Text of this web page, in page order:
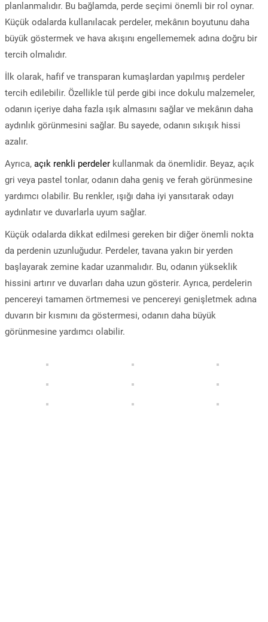
planlanmalıdır. Bu bağlamda, perde seçimi önemli bir rol oynar.
Küçük odalarda kullanılacak perdeler, mekânın boyutunu daha
büyük göstermek ve hava akışını engellememek adına doğru bir
tercih olmalıdır.
İlk olarak, hafif ve transparan kumaşlardan yapılmış perdeler
tercih edilebilir. Özellikle tül perde gibi ince dokulu malzemeler,
odanın içeriye daha fazla ışık almasını sağlar ve mekânın daha
aydınlık görünmesini sağlar. Bu sayede, odanın sıkışık hissi
azalır.
Ayrıca, açık renkli perdeler kullanmak da önemlidir. Beyaz, açık
gri veya pastel tonlar, odanın daha geniş ve ferah görünmesine
yardımcı olabilir. Bu renkler, ışığı daha iyi yansıtarak odayı
aydınlatır ve duvarlarla uyum sağlar.
Küçük odalarda dikkat edilmesi gereken bir diğer önemli nokta
da perdenin uzunluğudur. Perdeler, tavana yakın bir yerden
başlayarak zemine kadar uzanmalıdır. Bu, odanın yükseklik
hissini artırır ve duvarları daha uzun gösterir. Ayrıca, perdelerin
pencereyi tamamen örtmemesi ve pencereyi genişletmek adına
duvarın bir kısmını da göstermesi, odanın daha büyük
görünmesine yardımcı olabilir.